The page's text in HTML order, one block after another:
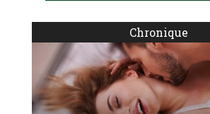
Chronique